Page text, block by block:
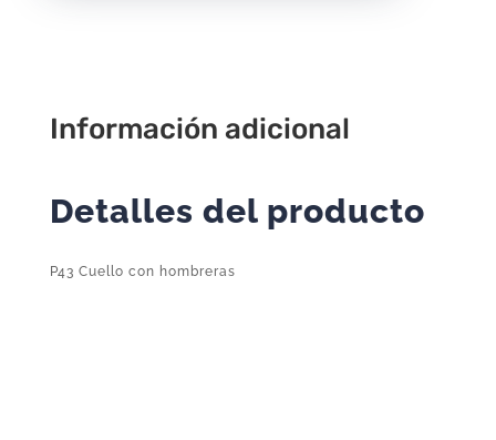
Información adicional
Detalles del producto
P43 Cuello con hombreras